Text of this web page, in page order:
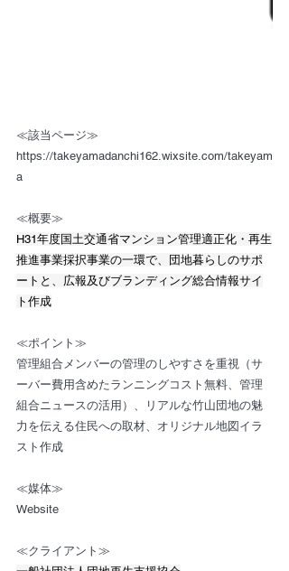
≪該当ページ≫
https://takeyamadanchi162.wixsite.com/takeyam
a
≪概要≫
H31年度国土交通省マンション管理適正化・再生
推進事業採択事業の一環で、団地暮らしのサポ
ートと、広報及びブランディング総合情報サイ
ト作成
≪ポイント≫
管理組合メンバーの管理のしやすさを重視（サ
ーバー費用含めたランニングコスト無料、管理
組合ニュースの活用）、リアルな竹山団地の魅
力を伝える住民への取材、オリジナル地図イラ
スト作成
≪媒体≫
Website
≪クライアント≫